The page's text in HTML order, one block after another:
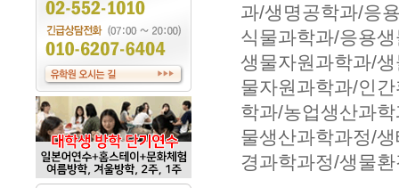
과/생명공학과/응
식물과학과/응용
생물자원과학과/
물자원과학과/인
학과/농업생산과
물생산과학과정/
경과학과정/생물